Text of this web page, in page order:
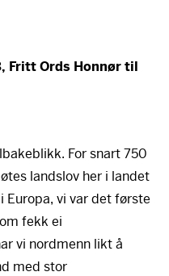
Fritt Ords Honnør til
For snart 750
landslov her i landet
Europa, vi var det første
fekk ei
vi nordmenn likt å
med stor